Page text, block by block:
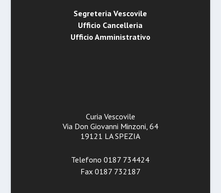
Segreteria Vescovile
Ufficio Cancelleria
Ufficio Amministrativo
Curia Vescovile
Via Don Giovanni Minzoni, 64
19121 LA SPEZIA
Telefono 0187 734424
Fax 0187 732187